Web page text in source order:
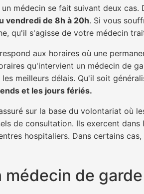
médecin se fait suivant deux
vendredi de 8h à 20h. Si vous
qu'il s'agisse de votre médecin
aux horaires où une
qu'intervient un médecin de
meilleurs délais. Qu'il soit
et les jours fériés.
sur la base du volontariat où
de consultation. Ils exercent
hospitaliers. Dans certains
médecin de